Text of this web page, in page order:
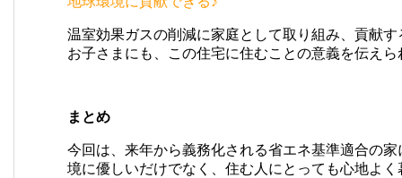
温室効果ガスの削減に家庭として取り組み、貢献
お子さまにも、この住宅に住むことの意義を伝え
まとめ
今回は、来年から義務化される省エネ基準適合の
境に優しいだけでなく、住む人にとっても心地よ